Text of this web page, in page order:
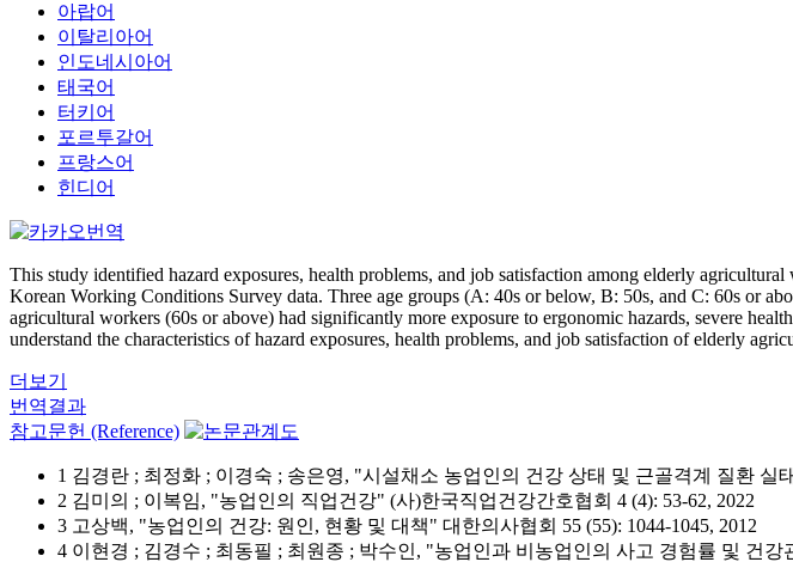
아랍어
이탈리아어
인도네시아어
태국어
터키어
포르투갈어
프랑스어
힌디어
This study identified hazard exposures, health problems, and job satisfaction among elderly
Korean Working Conditions Survey data. Three age groups (A: 40s or below, B: 50s, and C: 60s or
agricultural workers (60s or above) had significantly more exposure to ergonomic hazards, severe
understand the characteristics of hazard exposures, health problems, and job satisfaction of elderly
더보기
번역결과
참고문헌 (Reference)
1 김경란 ; 최정화 ; 이경숙 ; 송은영, "시설채소 농업인의 건강 상태 및 근골격계 질환 실
2 김미의 ; 이복임, "농업인의 직업건강" (사)한국직업건강간호협회 4 (4): 53-62, 2022
3 고상백, "농업인의 건강: 원인, 현황 및 대책" 대한의사협회 55 (55): 1044-1045, 2012
4 이현경 ; 김경수 ; 최동필 ; 최원종 ; 박수인, "농업인과 비농업인의 사고 경험률 및 건강